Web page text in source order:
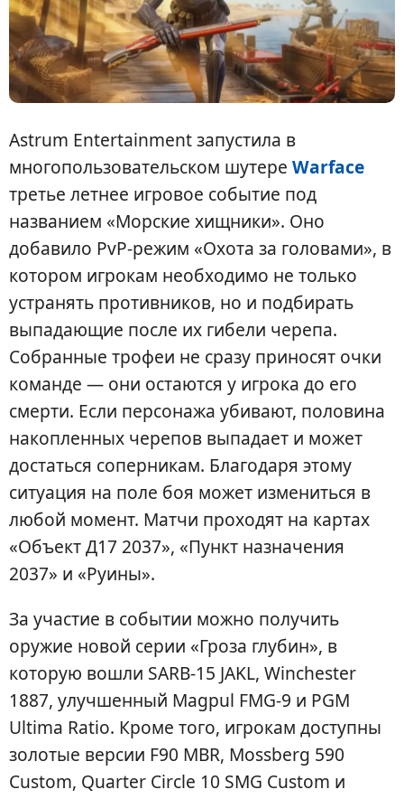
Astrum Entertainment запустила в
многопользовательском шутере Warface
третье летнее игровое событие под
названием «Морские хищники». Оно
добавило PvP-режим «Охота за головами», в
котором игрокам необходимо не только
устранять противников, но и подбирать
выпадающие после их гибели черепа.
Собранные трофеи не сразу приносят очки
команде — они остаются у игрока до его
смерти. Если персонажа убивают, половина
накопленных черепов выпадает и может
достаться соперникам. Благодаря этому
ситуация на поле боя может измениться в
любой момент. Матчи проходят на картах
«Объект Д17 2037», «Пункт назначения
2037» и «Руины».
За участие в событии можно получить
оружие новой серии «Гроза глубин», в
которую вошли SARB-15 JAKL, Winchester
1887, улучшенный Magpul FMG-9 и PGM
Ultima Ratio. Кроме того, игрокам доступны
золотые версии F90 MBR, Mossberg 590
Custom, Quarter Circle 10 SMG Custom и